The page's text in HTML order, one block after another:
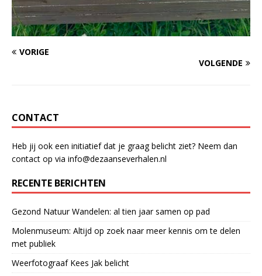
VORIGE
VOLGENDE
CONTACT
Heb jij ook een initiatief dat je graag belicht ziet? Neem dan
contact op via info@dezaanseverhalen.nl
RECENTE BERICHTEN
Gezond Natuur Wandelen: al tien jaar samen op pad
Molenmuseum: Altijd op zoek naar meer kennis om te delen
met publiek
Weerfotograaf Kees Jak belicht